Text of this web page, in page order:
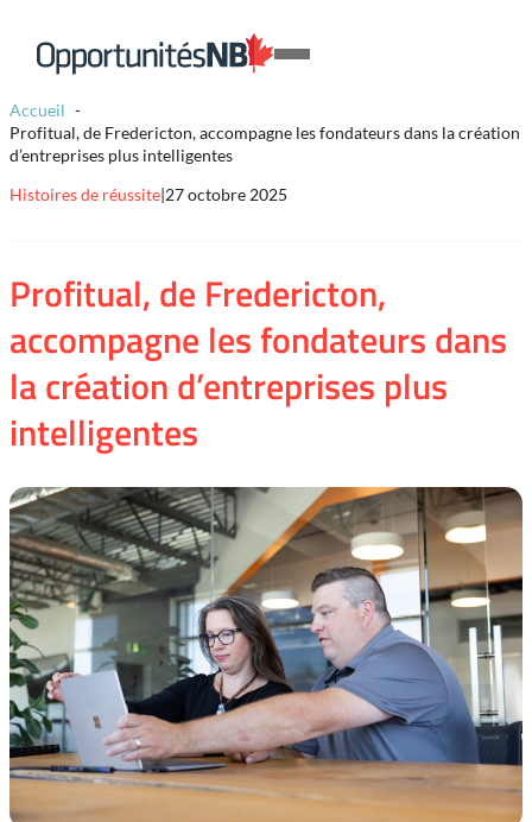
Skip to content
Lien
page
Open
Accueil
Profitual, de Fredericton, accompagne les fondateurs dans la création
d’entreprises plus intelligentes
Profitual, de Fredericton,
accompagne les fondateurs dans
la création d’entreprises plus
intelligentes
Histoires de réussite|27 octobre 2025